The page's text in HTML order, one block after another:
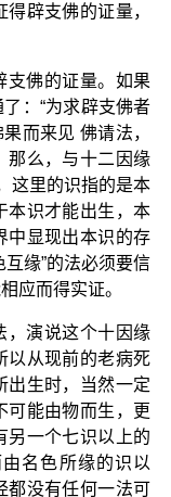
辟支佛的证量，
支佛的证量。如果
：“为求辟支佛者
而来见 佛请法，
那么，与十二因缘
这里的识指的是本
本识才能出生，本
中显现出本识的存
缘”的法必须要信
应而得实证。
，演说这个十因缘
以从现前的老病死
出生时，当然一定
可能由物而生，更
另一个七识以上的
名色所缘的识以
都没有任何一法可